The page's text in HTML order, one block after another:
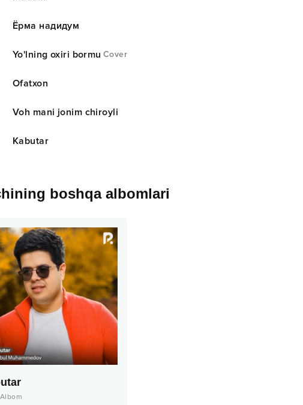
Ёрма надидум
Yo'lning oxiri bormu Cover
Ofatxon
Voh mani jonim chiroyli
Kabutar
boshqa albomlari
Albom